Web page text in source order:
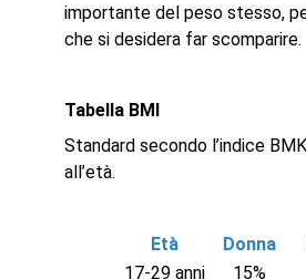
importante del peso stesso,
che si desidera far scomparire.
Tabella BMI
Standard secondo l’indice
all’età.
Età Donna
17-29 anni
15%